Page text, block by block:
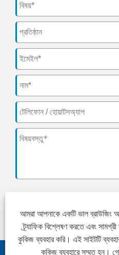
জমা
আমরা আপনাকে একটি ভাল ব্রাউজিং
ট্র্যাফিক বিশ্লেষণ করতে এবং
কুকিজ ব্যবহার করি। এই সাইটটি
কুকিজ ব্যবহারে সম্মত হন।